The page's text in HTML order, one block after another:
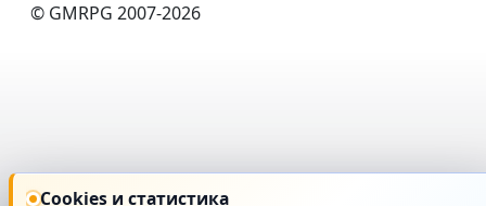
© GMRPG 2007-2026
Cookies и статистика